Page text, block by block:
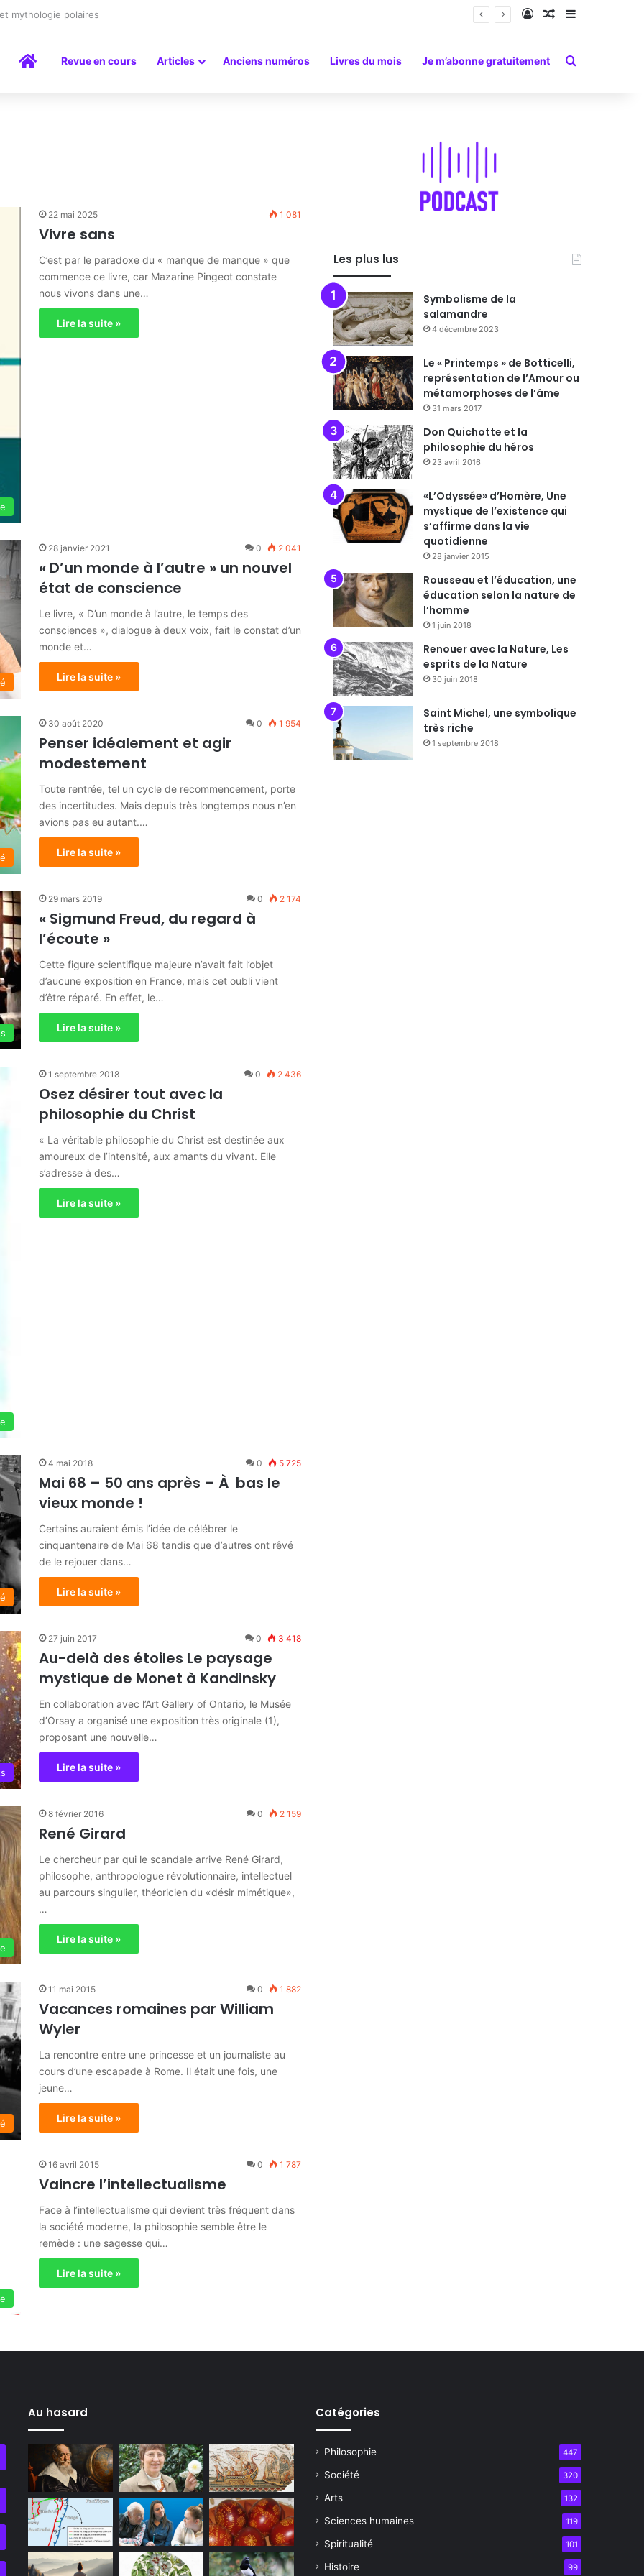
comme un art du lien Connexion
Article Aléatoire
Sidebar
AccueilRevue en cours Articles Anciens numéros Livres du mois Je m’abonne gratuitement Rechercher
22 mai 2025 1 081
Vivre sans
C’est par le paradoxe du « manque de manque » que
commence ce livre, car Mazarine Pingeot constate
nous vivons dans une…
Lire la suite »
28 janvier 2021 0 2 041
« D’un monde à l’autre » un nouvel
état de conscience
Le livre, « D’un monde à l’autre, le temps des
consciences », dialogue à deux voix, fait le constat d’un
monde et…
Lire la suite »
30 août 2020 0 1 954
Penser idéalement et agir
modestement
Toute rentrée, tel un cycle de recommencement, porte
des incertitudes. Mais depuis très longtemps nous n’en
avions pas eu autant.…
Lire la suite »
29 mars 2019 0 2 174
« Sigmund Freud, du regard à
l’écoute »
Cette figure scientifique majeure n’avait fait l’objet
d’aucune exposition en France, mais cet oubli vient
d’être réparé. En effet, le…
Lire la suite »
1 septembre 2018 0 2 436
Osez désirer tout avec la
philosophie du Christ
« La véritable philosophie du Christ est destinée aux
amoureux de l’intensité, aux amants du vivant. Elle
s’adresse à des…
Lire la suite »
4 mai 2018 0 5 725
Mai 68 – 50 ans après – À bas le
vieux monde !
Certains auraient émis l’idée de célébrer le
cinquantenaire de Mai 68 tandis que d’autres ont rêvé
de le rejouer dans…
Lire la suite »
27 juin 2017 0 3 418
Au-delà des étoiles Le paysage
mystique de Monet à Kandinsky
En collaboration avec l’Art Gallery of Ontario, le Musée
d’Orsay a organisé une exposition très originale (1),
proposant une nouvelle…
Lire la suite »
8 février 2016 0 2 159
René Girard
Le chercheur par qui le scandale arrive René Girard,
philosophe, anthropologue révolutionnaire, intellectuel
au parcours singulier, théoricien du «désir mimétique»,
…
Lire la suite »
11 mai 2015 0 1 882
Vacances romaines par William
Wyler
La rencontre entre une princesse et un journaliste au
cours d’une escapade à Rome. Il était une fois, une
jeune…
Lire la suite »
16 avril 2015 0 1 787
Vaincre l’intellectualisme
Face à l’intellectualisme qui devient très fréquent dans
la société moderne, la philosophie semble être le
remède : une sagesse qui…
Lire la suite »
Les plus lus
Symbolisme de la
salamandre
4 décembre 2023
Le « Printemps » de Botticelli,
représentation de l’Amour ou
métamorphoses de l’âme
31 mars 2017
Don Quichotte et la
philosophie du héros
23 avril 2016
«L’Odyssée» d’Homère, Une
mystique de l’existence qui
s’affirme dans la vie
quotidienne
28 janvier 2015
Rousseau et l’éducation, une
éducation selon la nature de
l’homme
1 juin 2018
Renouer avec la Nature, Les
esprits de la Nature
30 juin 2018
Saint Michel, une symbolique
très riche
1 septembre 2018
Au hasard Catégories
Philosophie 447
Société 320
Arts 132
Sciences humaines 119
Spiritualité 101
Histoire 99